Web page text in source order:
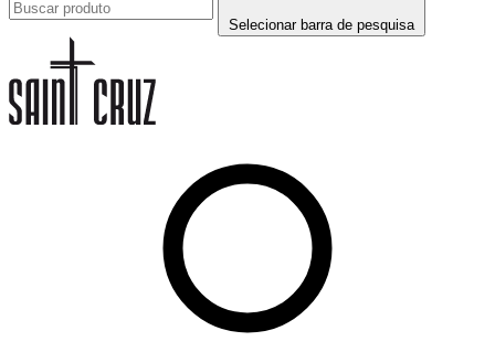
Selecionar barra de pesquisa